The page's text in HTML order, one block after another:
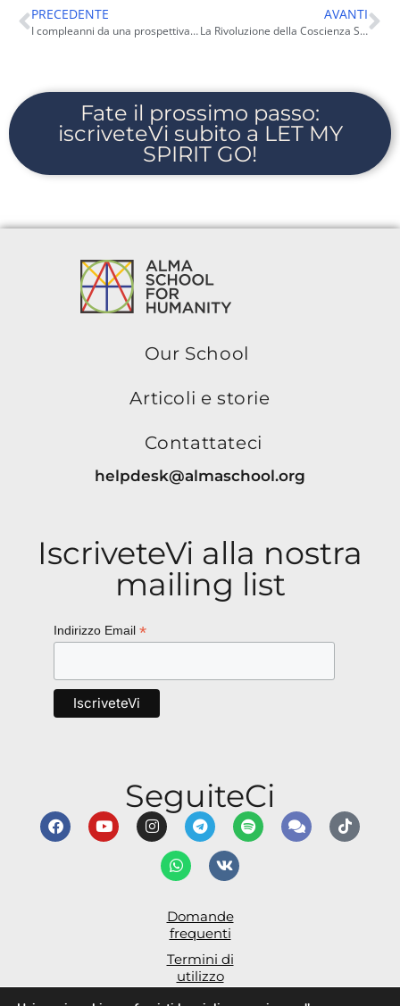
PRECEDENTE
I compleanni da una prospettiva spirituale
AVANTI
La Rivoluzione della Coscienza Spirituale
Fate il prossimo passo:
iscriveteVi subito a LET MY
SPIRIT GO!
Our School
Articoli e storie
Contattateci
helpdesk@almaschool.org
IscriveteVi alla nostra
mailing list
Indirizzo Email *
SeguiteCi
Domande
frequenti
Termini di
utilizzo
Dichiarazione di Accessibilità